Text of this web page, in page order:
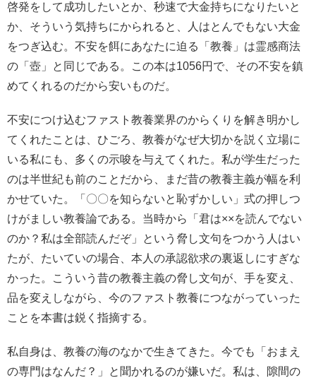
啓発をして成功したいとか、秒速で大金持ちになりたいと
か、そういう気持ちにかられると、人はとんでもない大金
をつぎ込む。不安を餌にあなたに迫る「教養」は霊感商法
の「壺」と同じである。この本は1056円で、その不安を鎮
めてくれるのだから安いものだ。
不安につけ込むファスト教養業界のからくりを解き明かし
てくれたことは、ひごろ、教養がなぜ大切かを説く立場に
いる私にも、多くの示唆を与えてくれた。私が学生だった
のは半世紀も前のことだから、まだ昔の教養主義が幅を利
かせていた。「〇〇を知らないと恥ずかしい」式の押しつ
けがましい教養論である。当時から「君は××を読んでない
のか？私は全部読んだぞ」という脅し文句をつかう人はい
たが、たいていの場合、本人の承認欲求の裏返しにすぎな
かった。こういう昔の教養主義の脅し文句が、手を変え、
品を変えしながら、今のファスト教養につながっていった
ことを本書は鋭く指摘する。
私自身は、教養の海のなかで生きてきた。今でも「おまえ
の専門はなんだ？」と聞かれるのが嫌いだ。私は、隙間の